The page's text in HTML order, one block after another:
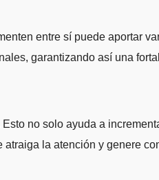
entre sí puede aportar
garantizando así una
no solo ayuda a
la atención y genere